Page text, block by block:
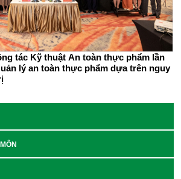
tác Kỹ thuật An toàn thực phẩm lần
lý an toàn thực phẩm dựa trên nguy